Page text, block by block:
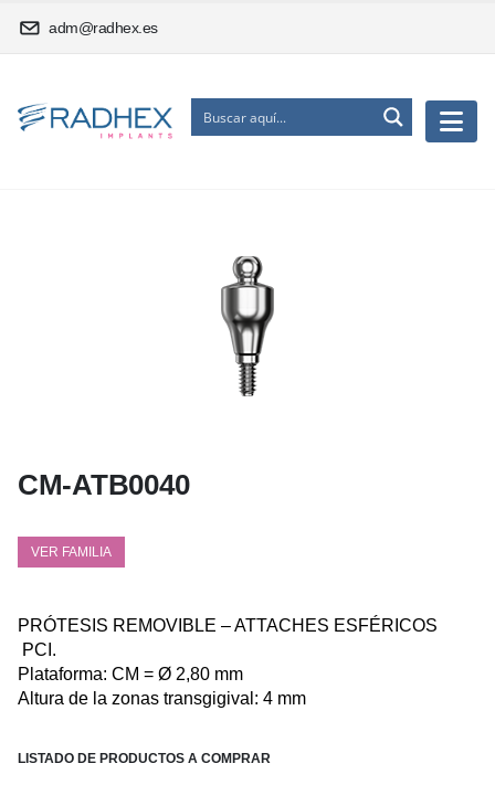
adm@radhex.es
CM-ATB0040
VER FAMILIA
PRÓTESIS REMOVIBLE – ATTACHES ESFÉRICOS
PCI.
Plataforma: CM = Ø 2,80 mm
Altura de la zonas transgigival: 4 mm
LISTADO DE PRODUCTOS A COMPRAR